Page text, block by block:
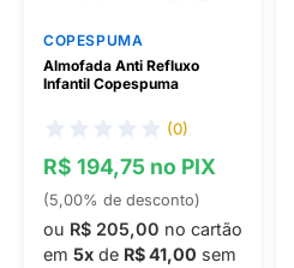
COPESPUMA
Almofada Anti Refluxo
Infantil Copespuma
(0)
R$ 194,75 no PIX
(5,00% de desconto)
ou R$ 205,00 no cartão
em 5x de R$ 41,00 sem